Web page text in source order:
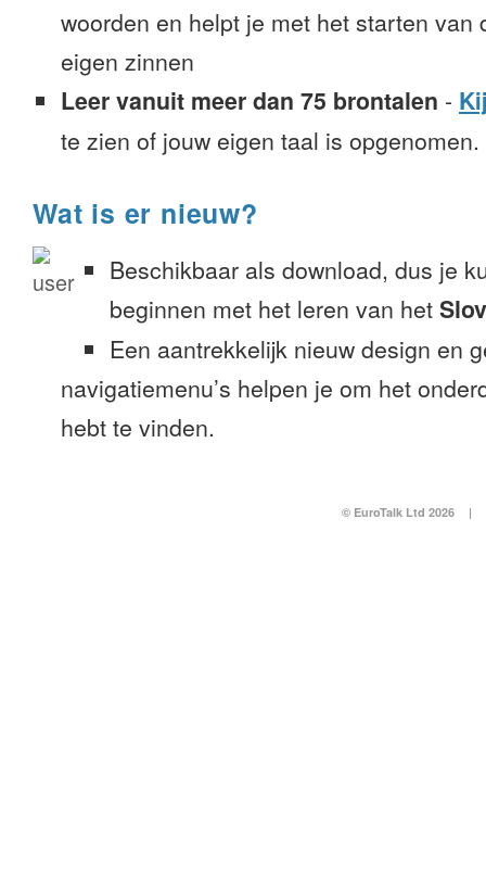
woorden en helpt je met het starten van
eigen zinnen
Leer vanuit meer dan 75 brontalen -
te zien of jouw eigen taal is opgenomen.
Wat is er nieuw?
Beschikbaar als download, dus je
beginnen met het leren van het
Een aantrekkelijk nieuw design en
navigatiemenu’s helpen je om het
hebt te vinden.
© EuroTalk Ltd 2026 |